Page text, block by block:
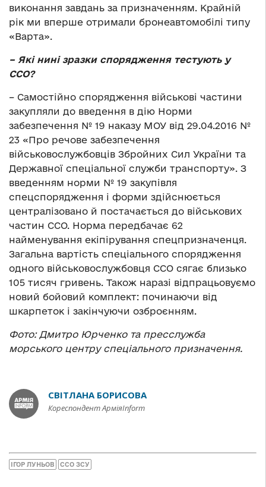
виконання завдань за призначенням. Крайній
рік ми вперше отримали бронеавтомобілі типу
«Варта».
– Які нині зразки спорядження тестують у
ССО?
– Самостійно спорядження військові частини
закупляли до введення в дію Норми
забезпечення № 19 наказу МОУ від 29.04.2016 №
23 «Про речове забезпечення
військовослужбовців Збройних Сил України та
Державної спеціальної служби транспорту». З
введенням норми № 19 закупівля
спецспорядження і форми здійснюється
централізовано й постачається до військових
частин ССО. Норма передбачає 62
найменування екіпірування спецпризначенця.
Загальна вартість спеціального спорядження
одного військовослужбовця ССО сягає близько
105 тисяч гривень. Також наразі відпрацьовуємо
новий бойовий комплект: починаючи від
шкарпеток і закінчуючи озброєнням.
Фото: Дмитро Юрченко та пресслужба
морського центру спеціального призначення.
СВІТЛАНА БОРИСОВА
Кореспондент АрміяInform
ІГОР ЛУНЬОВ ССО ЗСУ